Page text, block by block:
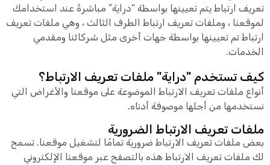
تعريف ارتباط يتم تعيينها بواسطة “دراية” مباشرةً عند استخدامك
لموقعنا ، وملفات تعريف ارتباط الطرف الثالث ، وهي ملفات تعريف
ارتباط تم تعيينها بواسطة جهات أخرى مثل شركائنا ومقدمي
الخدمات.
كيف تستخدم "دراية" ملفات تعريف الارتباط؟
أنواع ملفات تعريف الارتباط الموضوعة على موقعنا والأغراض التي
نستخدمها من أجلها موصوفة أدناه.
ملفات تعريف الارتباط الضرورية
بعض ملفات تعريف الارتباط ضرورية تمامًا لتشغيل موقعنا. تسمح
لك ملفات تعريف الارتباط هذه بالتصفح عبر موقعنا الإلكتروني